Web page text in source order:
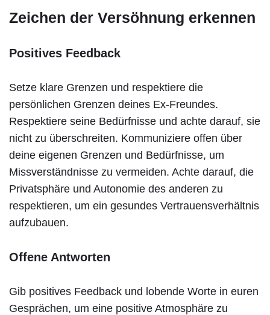
Zeichen der Versöhnung erkennen
Positives Feedback
Setze klare Grenzen und respektiere die
persönlichen Grenzen deines Ex-Freundes.
Respektiere seine Bedürfnisse und achte darauf, sie
nicht zu überschreiten. Kommuniziere offen über
deine eigenen Grenzen und Bedürfnisse, um
Missverständnisse zu vermeiden. Achte darauf, die
Privatsphäre und Autonomie des anderen zu
respektieren, um ein gesundes Vertrauensverhältnis
aufzubauen.
Offene Antworten
Gib positives Feedback und lobende Worte in euren
Gesprächen, um eine positive Atmosphäre zu